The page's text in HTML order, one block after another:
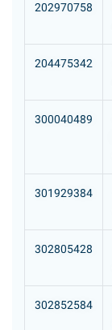
202970758
204475342
300040489
301929384
302805428
302852584